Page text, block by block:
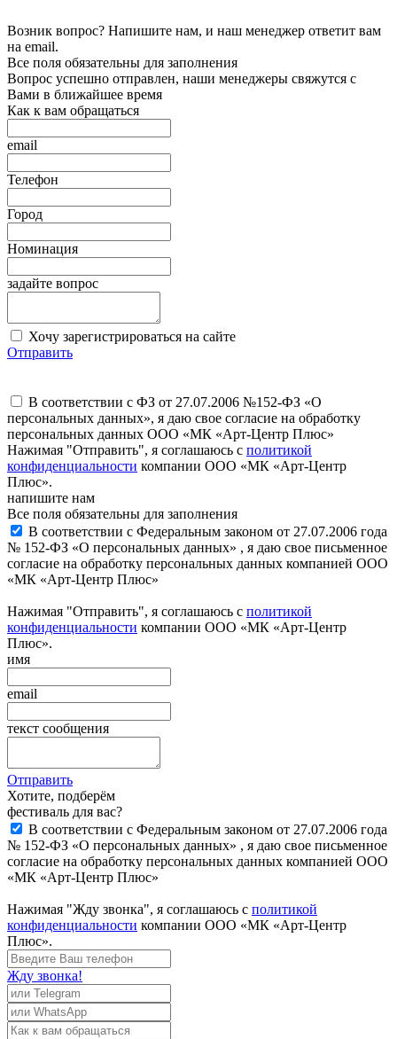
Возник вопрос? Напишите нам, и наш менеджер ответит вам
на email.
Все поля обязательны для заполнения
Вопрос успешно отправлен, наши менеджеры свяжутся с
Вами в ближайшее время
Как к вам обращаться
email
Телефон
Город
Номинация
задайте вопрос
Хочу зарегистрироваться на сайте
Отправить
В соответствии с ФЗ от 27.07.2006 №152-ФЗ «О
персональных данных», я даю свое согласие на обработку
персональных данных ООО «МК «Арт-Центр Плюс»
Нажимая "Отправить", я соглашаюсь с политикой
конфиденциальности компании ООО «МК «Арт-Центр
Плюс».
напишите нам
Все поля обязательны для заполнения
В соответствии с Федеральным законом от 27.07.2006 года
№ 152-ФЗ «О персональных данных» , я даю свое письменное
согласие на обработку персональных данных компанией ООО
«МК «Арт-Центр Плюс»
Нажимая "Отправить", я соглашаюсь с политикой
конфиденциальности компании ООО «МК «Арт-Центр
Плюс».
имя
email
текст сообщения
Отправить
Хотите, подберём
фестиваль для вас?
В соответствии с Федеральным законом от 27.07.2006 года
№ 152-ФЗ «О персональных данных» , я даю свое письменное
согласие на обработку персональных данных компанией ООО
«МК «Арт-Центр Плюс»
Нажимая "Жду звонка", я соглашаюсь с политикой
конфиденциальности компании ООО «МК «Арт-Центр
Плюс».
Жду звонка!